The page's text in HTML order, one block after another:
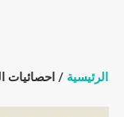
الرئيسية / احصائيات